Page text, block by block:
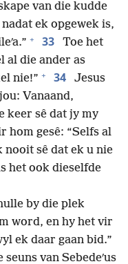
van die kudde
ek opgewek is,
+ 33
Toe het
al die ander as
nie!” + 34
Jesus
Vanaand,
keer sê dat jy my
hom gesê: “Selfs al
nooit sê dat ek u nie
het ook dieselfde
by die plek
word, en hy het vir
ek daar gaan bid.”
van Sebedeʹus